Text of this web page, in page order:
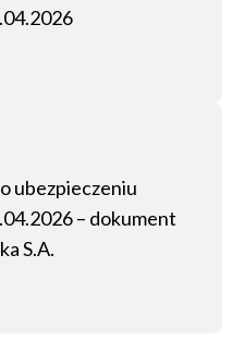
ubezpieczeniu
– dokument
S.A.